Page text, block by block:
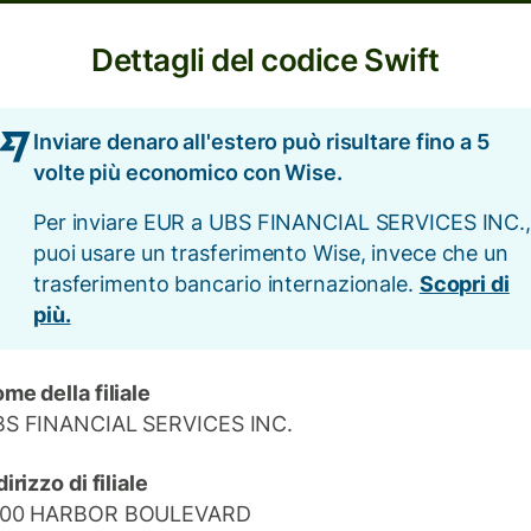
Dettagli del codice Swift
Inviare denaro all'estero può risultare fino a 5
volte più economico con Wise.
Per inviare EUR a UBS FINANCIAL SERVICES INC.,
puoi usare un trasferimento Wise, invece che un
trasferimento bancario internazionale. Scopri di
più.
della filiale
FINANCIAL SERVICES INC.
di filiale
HARBOR BOULEVARD